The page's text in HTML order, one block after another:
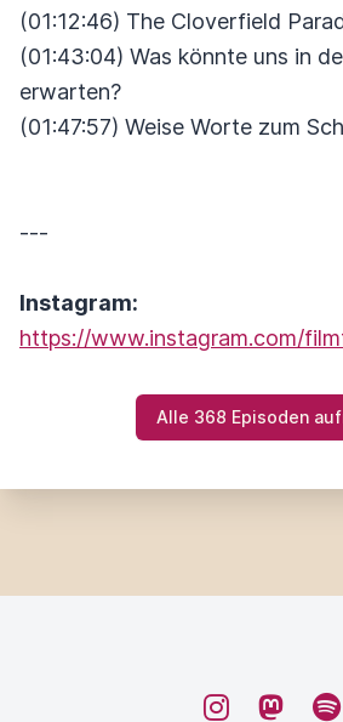
(01:12:46) The Cloverfield
(01:43:04) Was könnte uns in
erwarten?
(01:47:57) Weise Worte zum
---
Instagram:
https://www.instagram.com/
Alle 368 Episoden
InstagramMastodon